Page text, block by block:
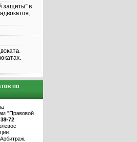
защиты" в
по
"Правовой
72